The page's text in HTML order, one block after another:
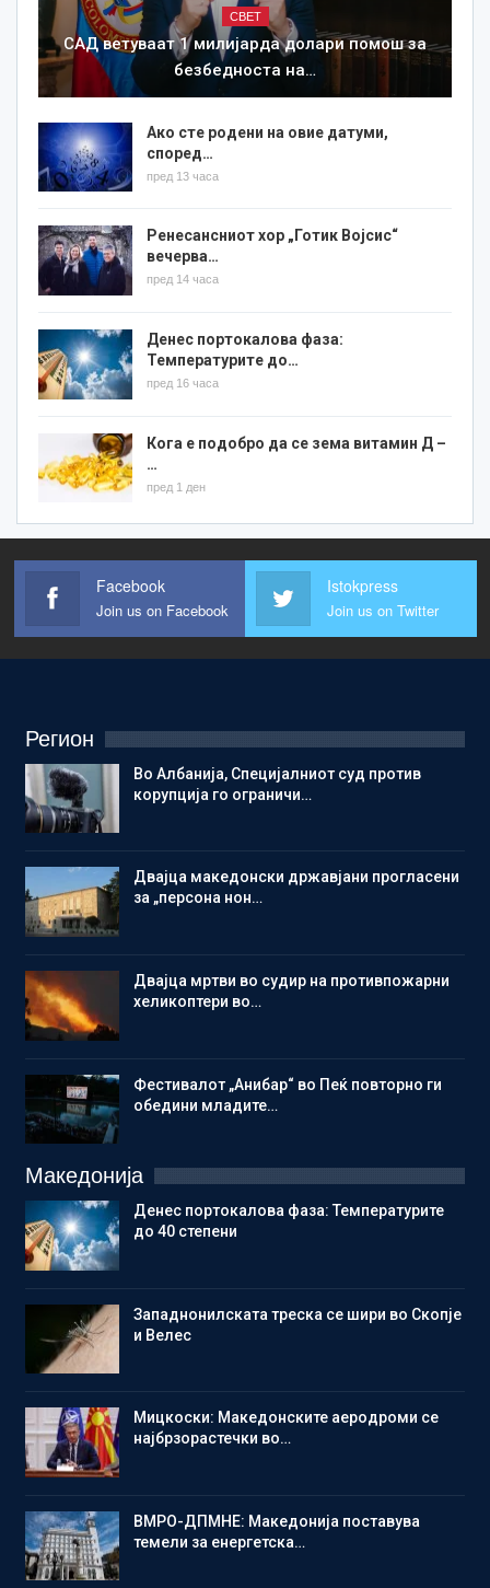
СВЕТ
САД ветуваат 1 милијарда долари помош за
безбедноста на…
Ако сте родени на овие датуми,
според…
пред 13 часа
Ренесансниот хор „Готик Војсис“
вечерва…
пред 14 часа
Денес портокалова фаза:
Температурите до…
пред 16 часа
Кога е подобро да се зема витамин Д –
…
пред 1 ден
Facebook
Join us on Facebook
Istokpress
Join us on Twitter
Регион
Во Албанија, Специјалниот суд против
корупција го ограничи…
Двајца македонски државјани прогласени
за „персона нон…
Двајца мртви во судир на противпожарни
хеликоптери во…
Фестивалот „Анибар“ во Пеќ повторно ги
обедини младите…
Македонија
Денес портокалова фаза: Температурите
до 40 степени
Западнонилската треска се шири во Скопје
и Велес
Мицкоски: Македонските аеродроми се
најбрзорастечки во…
ВМРО-ДПМНЕ: Македонија поставува
темели за енергетска…